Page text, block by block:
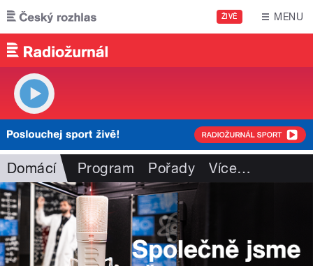
Přejít k hlavnímu obsahu
ŽIVĚ MENU
Domácí Program Pořady Více…